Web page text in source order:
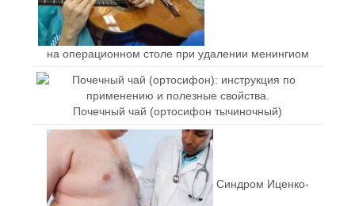
на операционном столе при удалении менингиом
Почечный чай (ортосифон тычиночный)
Синдром Иценко-